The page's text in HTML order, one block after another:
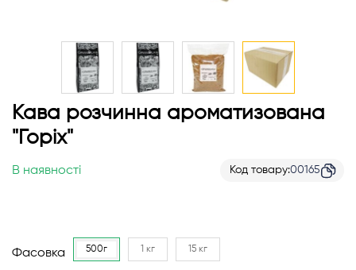
Перейти
до
початку
зображень
Кава розчинна ароматизована
"Горіх"
В наявності Код товару 00165
Фасовка 500г 1 кг 15 кг